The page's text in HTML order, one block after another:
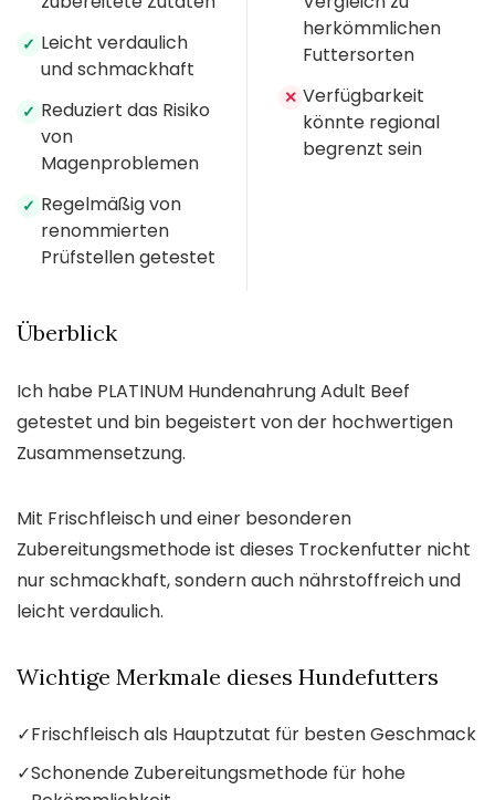
✓ Leicht verdaulich
und schmackhaft
✓ Reduziert das Risiko
von
Magenproblemen
✓ Regelmäßig von
renommierten
Prüfstellen getestet
herkömmlichen
Futtersorten
✕ Verfügbarkeit
könnte regional
begrenzt sein
Überblick
Ich habe PLATINUM Hundenahrung Adult Beef
getestet und bin begeistert von der hochwertigen
Zusammensetzung.
Mit Frischfleisch und einer besonderen
Zubereitungsmethode ist dieses Trockenfutter nicht
nur schmackhaft, sondern auch nährstoffreich und
leicht verdaulich.
Wichtige Merkmale dieses Hundefutters
✓Frischfleisch als Hauptzutat für besten Geschmack
✓Schonende Zubereitungsmethode für hohe